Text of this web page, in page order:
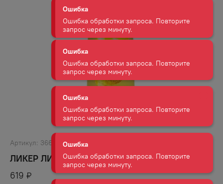
Артикул: 36640
ЛИКЕР ЛИМОНЧЕЛЛО САН ЛОРЕНЦО 25% 0,5Л
619 ₽
Ошибка
Ошибка обработки запроса. Повторите
запрос через минуту.
Ошибка обработки запроса. Повторите
запрос через минуту.
Ошибка
Ошибка обработки запроса. Повторите
запрос через минуту.
Ошибка
Ошибка обработки запроса. Повторите
запрос через минуту.
Ошибка